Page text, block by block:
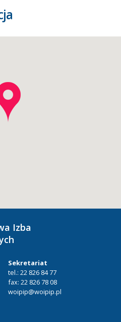
Izba
Sekretariat
tel.: 22 826 84 77
fax: 22 826 78 08
woipip@woipip.pl